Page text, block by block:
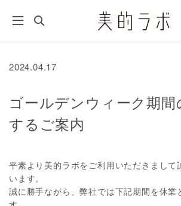
2024.04.17
ゴールデンウィーク期間
するご案内
平素より美的ラボをご利用いただきまして
います。
誠に勝手ながら、弊社では下記期間を休業